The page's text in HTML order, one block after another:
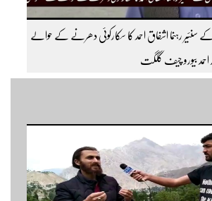
رہنما اشفاق احمد کا سکارکوئی دھرنے کے حوالے
بیورو چیف گلگت